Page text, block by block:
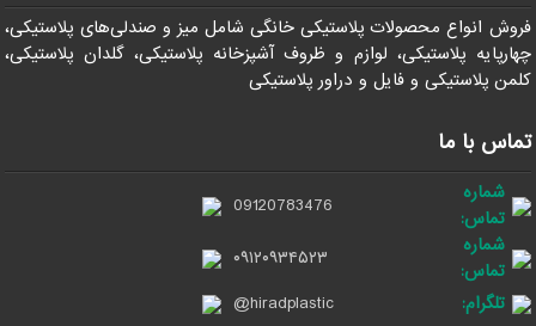
فروش انواع محصولات پلاستیکی خانگی شامل میز و صندلی‌های پلاستیکی،
چهارپایه پلاستیکی، لوازم و ظروف آشپزخانه پلاستیکی، گلدان پلاستیکی،
کلمن پلاستیکی و فایل و دراور پلاستیکی
تماس با ما
شماره
تماس:
09120783476
شماره
تماس:
۰۹۱۲۰۹۳۴۵۲۳
تلگرام:
@hiradplastic